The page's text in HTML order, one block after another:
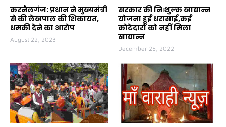
करनैलगंज: प्रधान ने मुख्यमंत्री
से की लेखपाल की शिकायत,
धमकी देने का आरोप
August 22, 2023
सरकार की निःशुल्क खाद्यान्न
योजना हुई धरासाई,कई
कोटेदारों को नहीं मिला
खाद्यान्न
December 25, 2022